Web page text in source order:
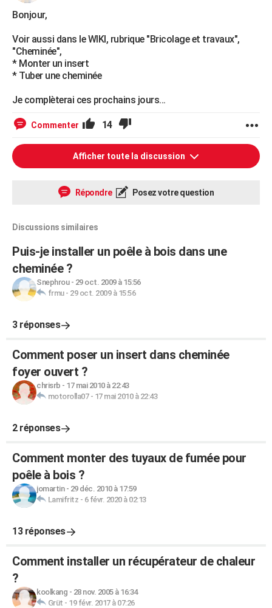
Bonjour,
Voir aussi dans le WIKI, rubrique "Bricolage et travaux",
"Cheminée",
* Monter un insert
* Tuber une cheminée
Je complèterai ces prochains jours...
Commenter 14
Afficher toute la discussion
Répondre Posez votre question
Discussions similaires
Puis-je installer un poêle à bois dans une
cheminée ?
Snephrou- 29 oct. 2009 à 15:56
frmu- 29 oct. 2009 à 15:56
3 réponses
Comment poser un insert dans cheminée
foyer ouvert ?
chrisrb - 17 mai 2010 à 22:43
motorolla07- 17 mai 2010 à 22:43
2 réponses
Comment monter des tuyaux de fumée pour
poêle à bois ?
jomartin- 29 déc. 2010 à 17:59
Lamifritz - 6 févr. 2020 à 02:13
13 réponses
Comment installer un récupérateur de chaleur
?
koolkang - 28 nov. 2005 à 16:34
Grüt - 19 févr. 2017 à 07:26